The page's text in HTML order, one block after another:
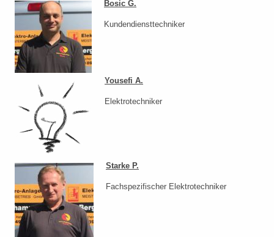
Bosic G.
Kundendiensttechniker
Yousefi A.
Elektrotechniker
Starke P.
Fachspezifischer Elektrotechniker